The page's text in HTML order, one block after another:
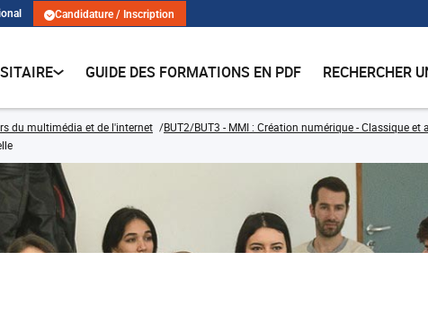
Candidature / Inscription
GUIDE DES FORMATIONS EN PDF RECHERCHER
du multimédia et de l'internet
BUT2/BUT3 - MMI : Création numérique - Classique et